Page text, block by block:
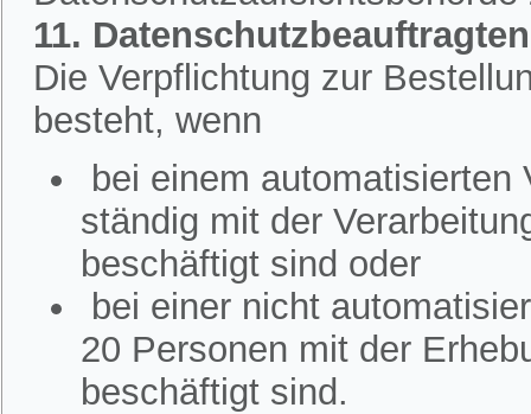
11. Datenschutzbeauftragten
Die Verpflichtung zur
besteht, wenn
bei einem
ständig mit der
beschäftigt sind oder
bei einer nicht
20 Personen mit der
beschäftigt sind.